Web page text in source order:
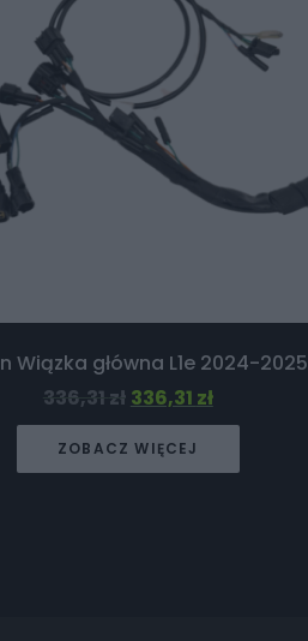
Wiązka główna L1e 2024-2025
336,31 zł 336,31 zł
ZOBACZ WIĘCEJ